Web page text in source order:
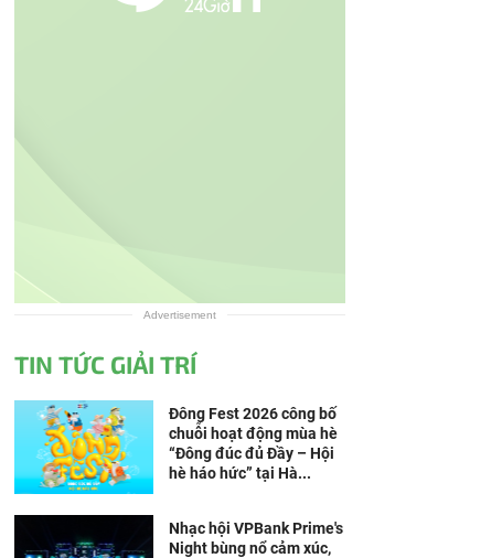
Advertisement
TIN TỨC GIẢI TRÍ
Đông Fest 2026 công bố
chuỗi hoạt động mùa hè
“Đông đúc đủ Đầy – Hội
hè háo hức” tại Hà...
Nhạc hội VPBank Prime's
Night bùng nổ cảm xúc,